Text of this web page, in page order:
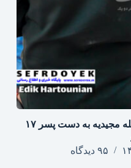
قتل مرد ارمنی سالخورده در محله مجیدیه به دست پسر ۱۷
۹۵ دیدگاه